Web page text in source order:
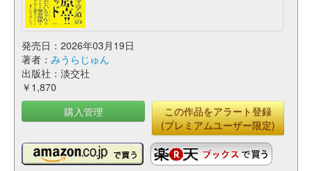
発売日：2026年03月19日
著者： みうらじゅん
出版社：淡交社
￥1,870
購入管理
この作品をアラート登録
(プレミアムユーザー限定)